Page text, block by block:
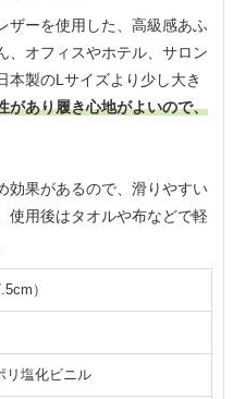
ザーを使用した、高級感あふ
、オフィスやホテル、サロン
本製のLサイズより少し大き
があり履き心地がよいので、
効果があるので、滑りやすい
使用後はタオルや布などで軽
）
リ塩化ビニル